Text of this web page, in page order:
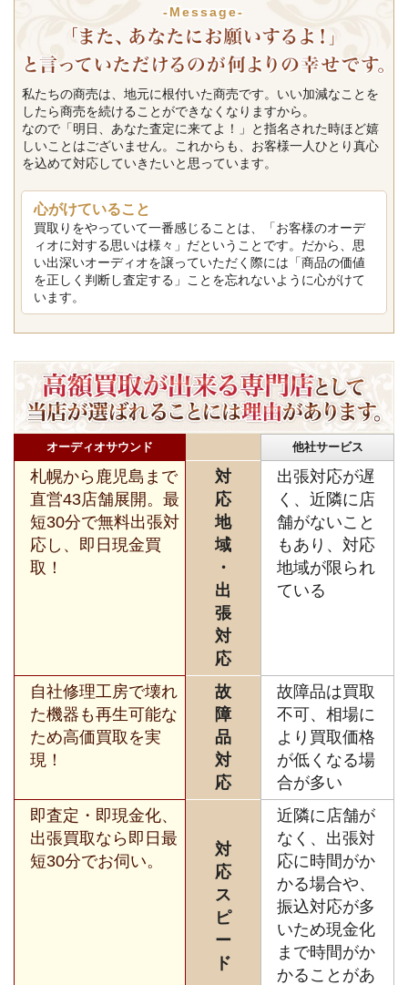
-Message-
私たちの商売は、地元に根付いた商売です。いい加減なことを
したら商売を続けることができなくなりますから。
なので「明日、あなた査定に来てよ！」と指名された時ほど嬉
しいことはございません。これからも、お客様一人ひとり真心
を込めて対応していきたいと思っています。
心がけていること
買取りをやっていて一番感じることは、「お客様のオーデ
ィオに対する思いは様々」だということです。だから、思
い出深いオーディオを譲っていただく際には「商品の価値
を正しく判断し査定する」ことを忘れないように心がけて
います。
オーディオサウンド 他社サービス
札幌から鹿児島まで
直営43店舗展開。最
短30分で無料出張対
応し、即日現金買
取！
対
応
地
域
・
出
張
対
応
出張対応が遅
く、近隣に店
舗がないこと
もあり、対応
地域が限られ
ている
自社修理工房で壊れ
た機器も再生可能な
ため高価買取を実
現！
故
障
品
対
応
故障品は買取
不可、相場に
より買取価格
が低くなる場
合が多い
即査定・即現金化、
出張買取なら即日最
短30分でお伺い。
対
応
ス
ピ
ー
ド
近隣に店舗が
なく、出張対
応に時間がか
かる場合や、
振込対応が多
いため現金化
まで時間がか
かることがあ